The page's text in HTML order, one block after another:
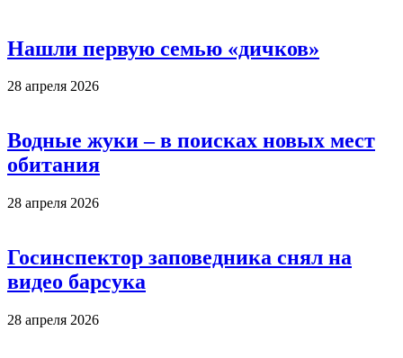
Нашли первую семью «дичков»
28 апреля 2026
Водные жуки – в поисках новых мест
обитания
28 апреля 2026
Госинспектор заповедника снял на
видео барсука
28 апреля 2026